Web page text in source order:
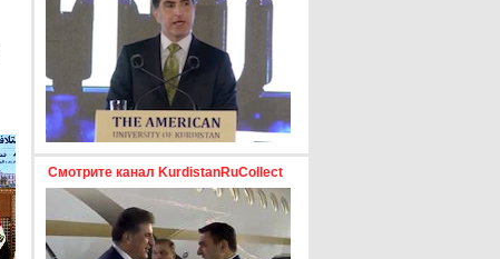
Смотрите канал KurdistanRuCollect